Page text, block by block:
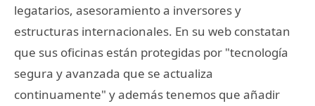
legatarios, asesoramiento a inversores y
estructuras internacionales. En su web constatan
que sus oficinas están protegidas por "tecnología
segura y avanzada que se actualiza
continuamente" y además tenemos que añadir